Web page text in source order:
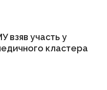
взяв участь у
кластера